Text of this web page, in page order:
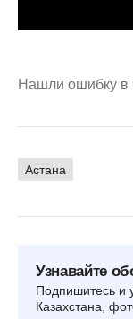
Нашли ошибку в
Астана
Узнавайте
Подпишитесь и
Казахстана,